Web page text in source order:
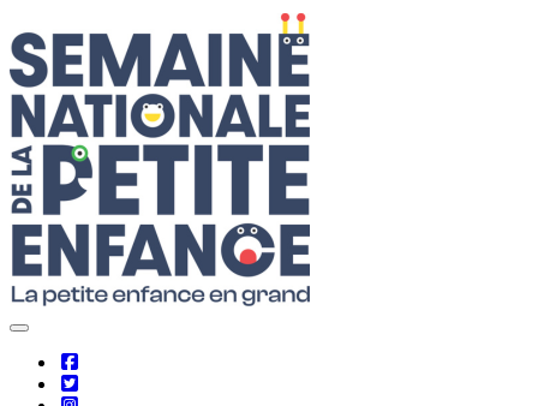
to
content